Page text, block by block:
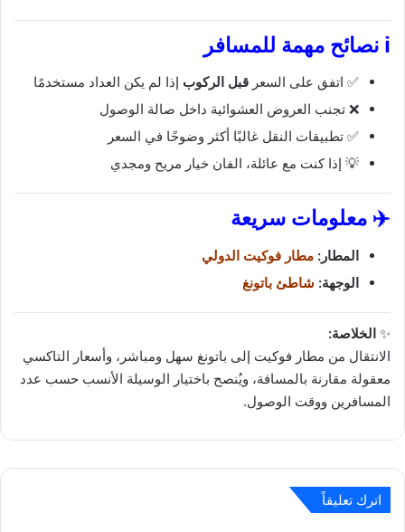
ℹ️ نصائح مهمة للمسافر
✅ اتفق على السعر قبل الركوب إذا لم يكن العداد مستخدمًا
❌ تجنب العروض العشوائية داخل صالة الوصول
✅ تطبيقات النقل غالبًا أكثر وضوحًا في السعر
💡 إذا كنت مع عائلة، الفان خيار مريح ومجدي
✈️ معلومات سريعة
المطار: مطار فوكيت الدولي
الوجهة: شاطئ باتونغ
✨ الخلاصة:
الانتقال من مطار فوكيت إلى باتونغ سهل ومباشر، وأسعار التاكسي
معقولة مقارنة بالمسافة، ويُنصح باختيار الوسيلة الأنسب حسب عدد
المسافرين ووقت الوصول.
اترك تعليقاً